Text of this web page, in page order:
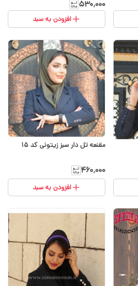
۵۳۰٬۰۰۰
افزودن به سبد
مقنعه تل دار سبز زیتونی کد ۱۵
۴۶۰٬۰۰۰
افزودن به سبد